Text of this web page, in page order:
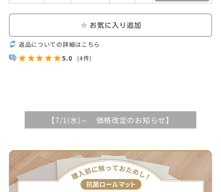
返品についての詳細はこちら
5.0
(4件)
【7/1(水)～ 価格改定のお知らせ】